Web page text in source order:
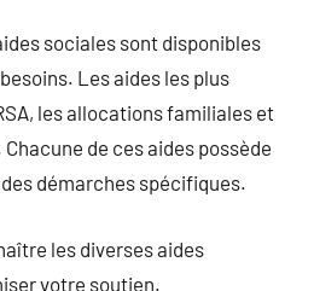
sociales sont disponibles
Les aides les plus
les allocations familiales et
de ces aides possède
démarches spécifiques.
les diverses aides
votre soutien.